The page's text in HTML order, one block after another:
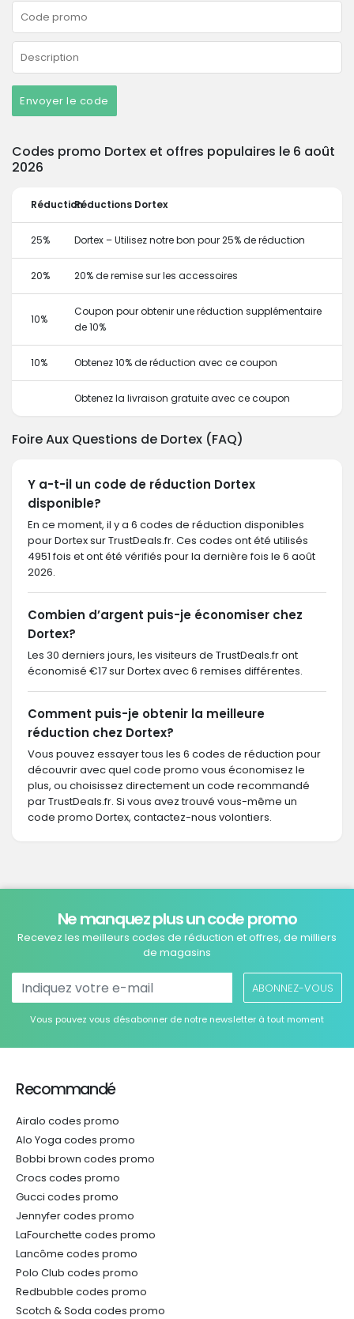
Envoyer le code
Codes promo Dortex et offres populaires le 6 août
2026
RéductionRéductions Dortex
25% Dortex – Utilisez notre bon pour 25% de réduction
20% 20% de remise sur les accessoires
10%
Coupon pour obtenir une réduction supplémentaire
de 10%
10% Obtenez 10% de réduction avec ce coupon
Obtenez la livraison gratuite avec ce coupon
Foire Aux Questions de Dortex (FAQ)
Y a-t-il un code de réduction Dortex
disponible?
En ce moment, il y a 6 codes de réduction disponibles
pour Dortex sur TrustDeals.fr. Ces codes ont été utilisés
4951 fois et ont été vérifiés pour la dernière fois le 6 août
2026.
Combien d’argent puis-je économiser chez
Dortex?
Les 30 derniers jours, les visiteurs de TrustDeals.fr ont
économisé €17 sur Dortex avec 6 remises différentes.
Comment puis-je obtenir la meilleure
réduction chez Dortex?
Vous pouvez essayer tous les 6 codes de réduction pour
découvrir avec quel code promo vous économisez le
plus, ou choisissez directement un code recommandé
par TrustDeals.fr. Si vous avez trouvé vous-même un
code promo Dortex, contactez-nous volontiers.
Ne manquez plus un code promo
Recevez les meilleurs codes de réduction et offres, de milliers
de magasins
ABONNEZ-VOUS
Vous pouvez vous désabonner de notre newsletter à tout moment
Recommandé
Airalo codes promo
Alo Yoga codes promo
Bobbi brown codes promo
Crocs codes promo
Gucci codes promo
Jennyfer codes promo
LaFourchette codes promo
Lancôme codes promo
Polo Club codes promo
Redbubble codes promo
Scotch & Soda codes promo